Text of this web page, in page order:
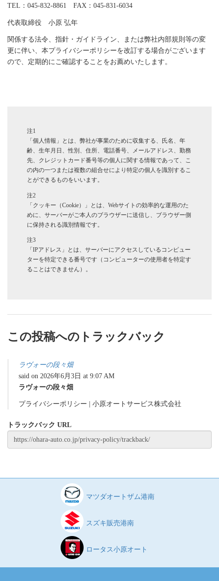
TEL：045-832-8861 FAX：045-831-6034
代表取締役 小原 弘年
関係する法令、指針・ガイドライン、または弊社内部規則等の変
更に伴い、本プライバシーポリシーを改訂する場合がございます
ので、定期的にご確認することをお薦めいたします。
注1
「個人情報」とは、弊社が事業のために収集する、氏名、年
齢、生年月日、性別、住所、電話番号、メールアドレス、勤務
先、クレジットカード番号等の個人に関する情報であって、こ
の内の一つまたは複数の組合せにより特定の個人を識別するこ
とができるものをいいます。
注2
「クッキー（Cookie）」とは、Webサイトの効率的な運用のた
めに、サーバーがご本人のブラウザーに送信し、ブラウザー側
に保持される識別情報です。
注3
「IPアドレス」とは、サーバーにアクセスしているコンピュー
ターを特定できる番号です（コンピューターの使用者を特定す
ることはできません）。
この投稿へのトラックバック
ラヴォーの段々畑
said on 2026年6月3日 at 9:07 AM
ラヴォーの段々畑
プライバシーポリシー | 小原オートサービス株式会社
トラックバック URL
マツダオートザム港南
スズキ販売港南
ロータス小原オート